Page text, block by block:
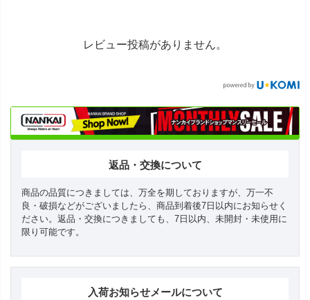
レビュー投稿がありません。
返品・交換について
商品の品質につきましては、万全を期しておりますが、万一不
良・破損などがございましたら、商品到着後7日以内にお知らせく
ださい。返品・交換につきましても、7日以内、未開封・未使用に
限り可能です。
入荷お知らせメールについて